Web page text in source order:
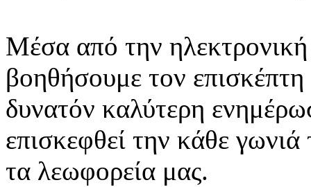
Μέσα από την ηλεκτρονική
βοηθήσουμε τον
δυνατόν καλύτερη
επισκεφθεί την κάθε
τα λεωφορεία μας.